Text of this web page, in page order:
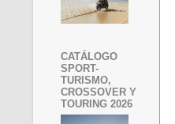
CATÁLOGO
SPORT-
TURISMO,
CROSSOVER Y
TOURING 2026